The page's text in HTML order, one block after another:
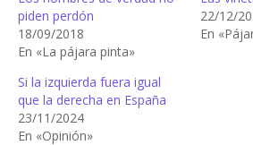
piden perdón
18/09/2018
En «La pájara pinta»
22/12/
En
Si la izquierda fuera igual
que la derecha en España
23/11/2024
En «Opinión»